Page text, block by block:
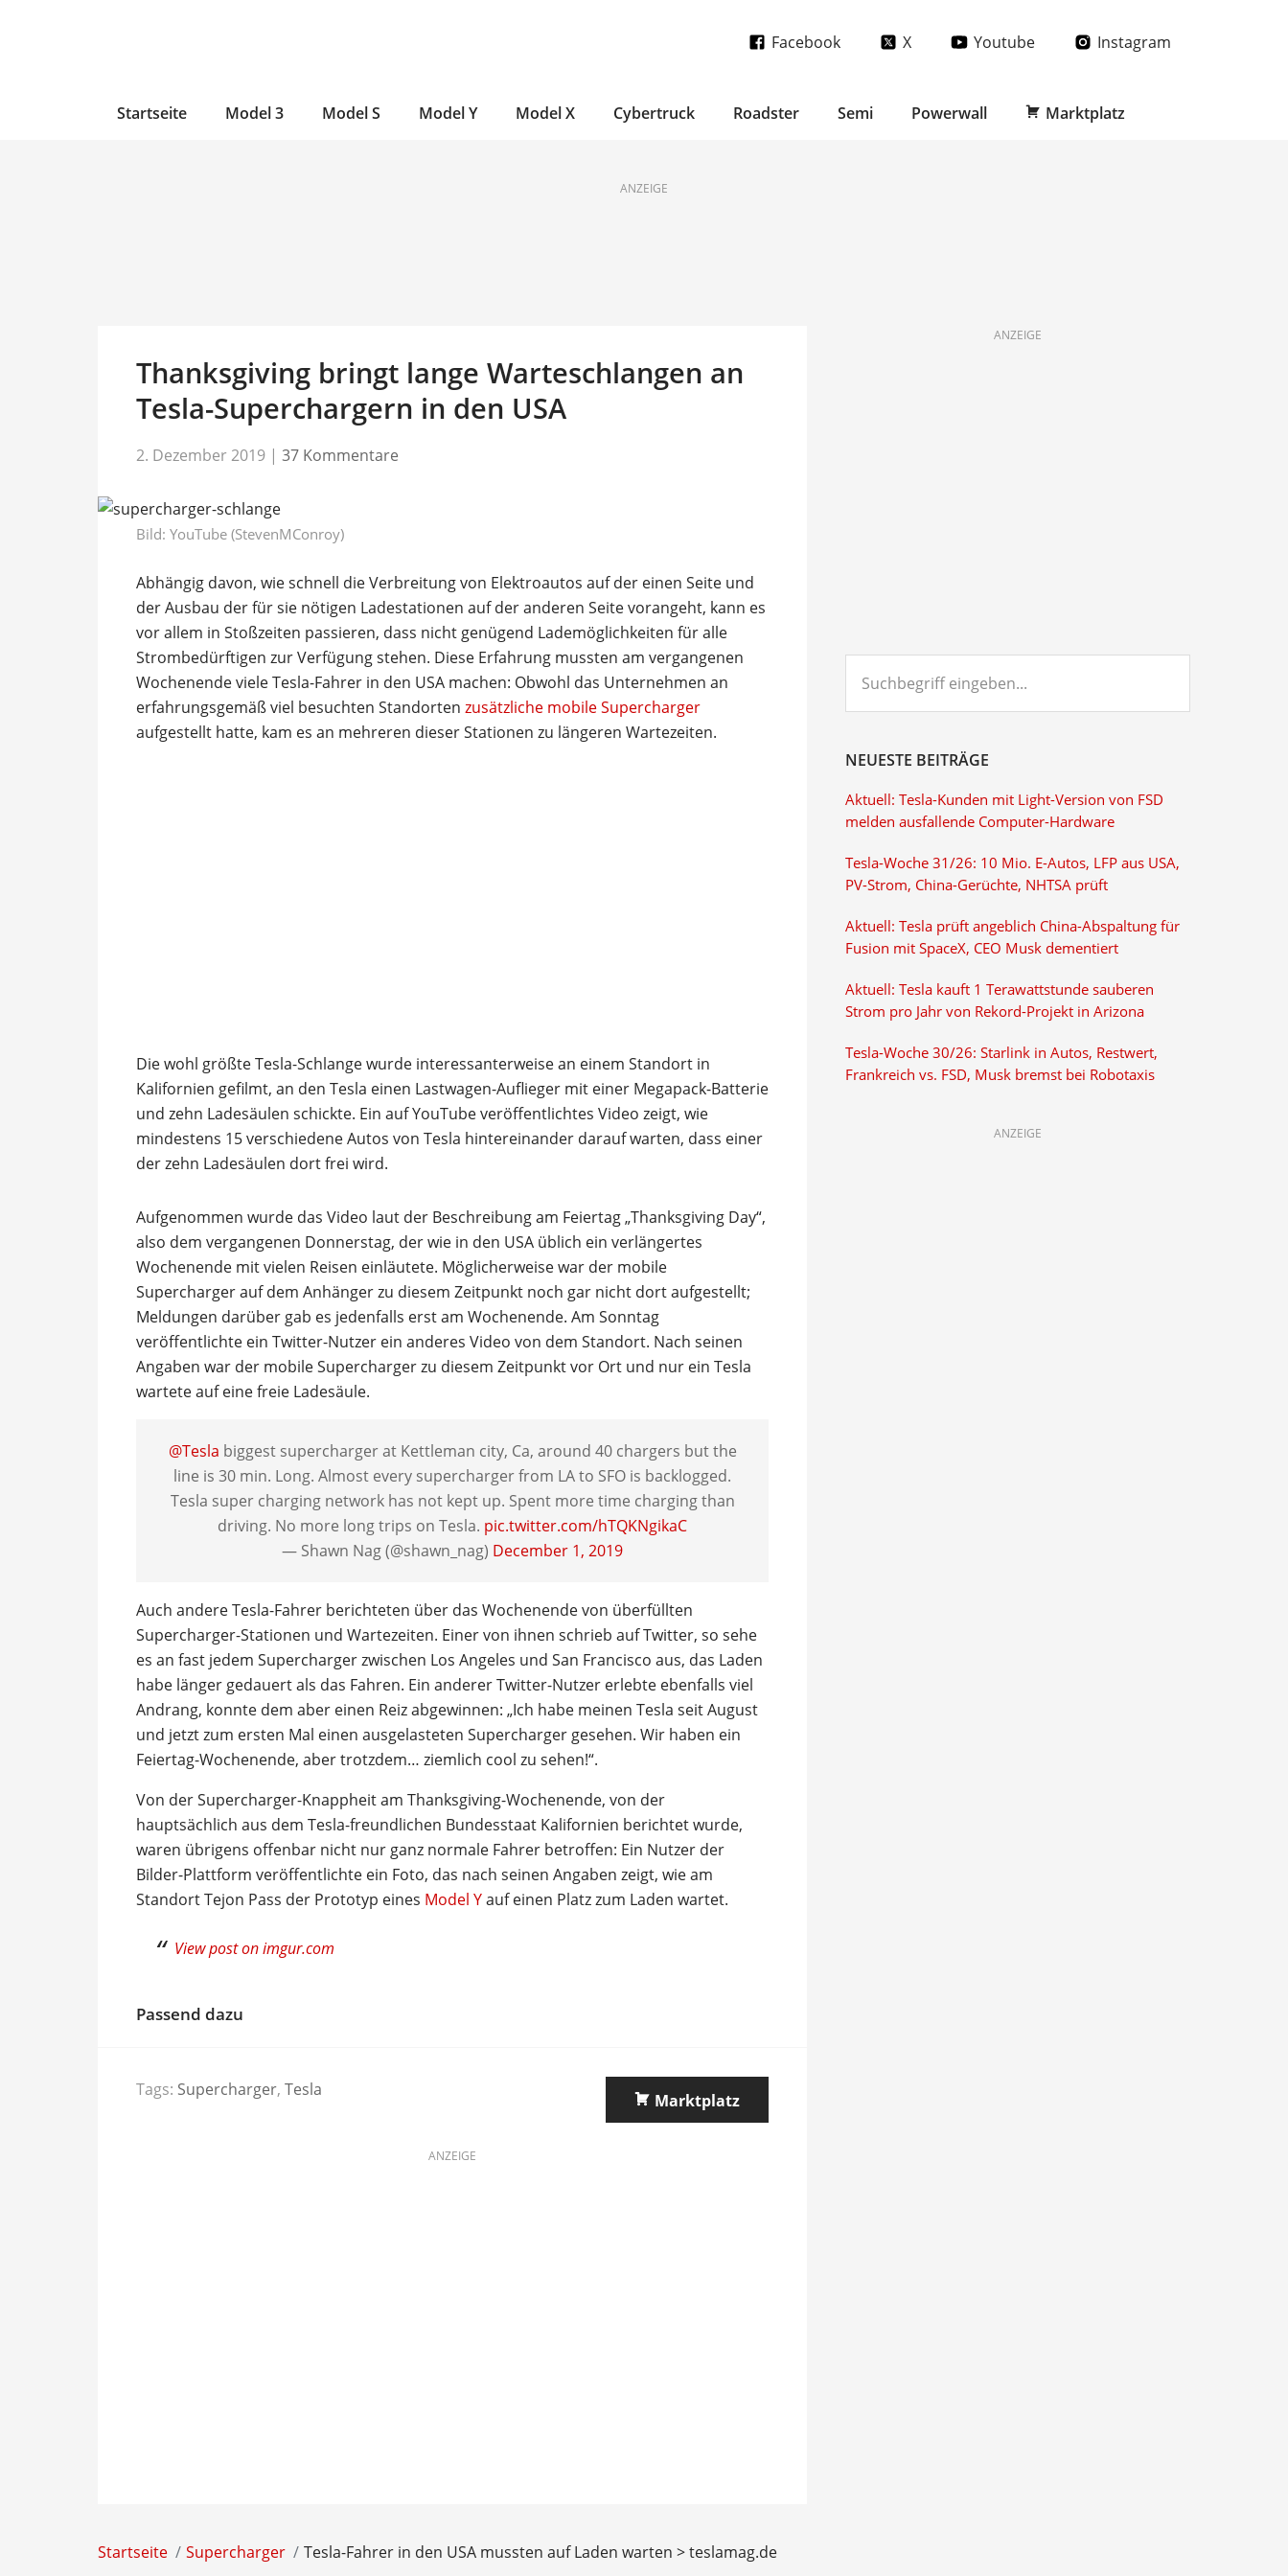
Facebook X Youtube Instagram
Startseite Model 3 Model S Model Y Model X Cybertruck Roadster Semi Powerwall Marktplatz
ANZEIGE
Thanksgiving bringt lange Warteschlangen an
Tesla-Superchargern in den USA
2. Dezember 2019 | 37 Kommentare
Bild: YouTube (StevenMConroy)
Abhängig davon, wie schnell die Verbreitung von Elektroautos auf der einen Seite und
der Ausbau der für sie nötigen Ladestationen auf der anderen Seite vorangeht, kann es
vor allem in Stoßzeiten passieren, dass nicht genügend Lademöglichkeiten für alle
Strombedürftigen zur Verfügung stehen. Diese Erfahrung mussten am vergangenen
Wochenende viele Tesla-Fahrer in den USA machen: Obwohl das Unternehmen an
erfahrungsgemäß viel besuchten Standorten zusätzliche mobile Supercharger
aufgestellt hatte, kam es an mehreren dieser Stationen zu längeren Wartezeiten.
Die wohl größte Tesla-Schlange wurde interessanterweise an einem Standort in
Kalifornien gefilmt, an den Tesla einen Lastwagen-Auflieger mit einer Megapack-Batterie
und zehn Ladesäulen schickte. Ein auf YouTube veröffentlichtes Video zeigt, wie
mindestens 15 verschiedene Autos von Tesla hintereinander darauf warten, dass einer
der zehn Ladesäulen dort frei wird.
Aufgenommen wurde das Video laut der Beschreibung am Feiertag „Thanksgiving Day“,
also dem vergangenen Donnerstag, der wie in den USA üblich ein verlängertes
Wochenende mit vielen Reisen einläutete. Möglicherweise war der mobile
Supercharger auf dem Anhänger zu diesem Zeitpunkt noch gar nicht dort aufgestellt;
Meldungen darüber gab es jedenfalls erst am Wochenende. Am Sonntag
veröffentlichte ein Twitter-Nutzer ein anderes Video von dem Standort. Nach seinen
Angaben war der mobile Supercharger zu diesem Zeitpunkt vor Ort und nur ein Tesla
wartete auf eine freie Ladesäule.
@Tesla biggest supercharger at Kettleman city, Ca, around 40 chargers but the
line is 30 min. Long. Almost every supercharger from LA to SFO is backlogged.
Tesla super charging network has not kept up. Spent more time charging than
driving. No more long trips on Tesla. pic.twitter.com/hTQKNgikaC
— Shawn Nag (@shawn_nag) December 1, 2019
Auch andere Tesla-Fahrer berichteten über das Wochenende von überfüllten
Supercharger-Stationen und Wartezeiten. Einer von ihnen schrieb auf Twitter, so sehe
es an fast jedem Supercharger zwischen Los Angeles und San Francisco aus, das Laden
habe länger gedauert als das Fahren. Ein anderer Twitter-Nutzer erlebte ebenfalls viel
Andrang, konnte dem aber einen Reiz abgewinnen: „Ich habe meinen Tesla seit August
und jetzt zum ersten Mal einen ausgelasteten Supercharger gesehen. Wir haben ein
Feiertag-Wochenende, aber trotzdem… ziemlich cool zu sehen!“.
Von der Supercharger-Knappheit am Thanksgiving-Wochenende, von der
hauptsächlich aus dem Tesla-freundlichen Bundesstaat Kalifornien berichtet wurde,
waren übrigens offenbar nicht nur ganz normale Fahrer betroffen: Ein Nutzer der
Bilder-Plattform veröffentlichte ein Foto, das nach seinen Angaben zeigt, wie am
Standort Tejon Pass der Prototyp eines Model Yauf einen Platz zum Laden wartet.
View post on imgur.com
Passend dazu
Tags: Supercharger, Tesla
Marktplatz
ANZEIGE
ANZEIGE
eingeben...
NEUESTE BEITRÄGE
Aktuell: Tesla-Kunden mit Light-Version von FSD
melden ausfallende Computer-Hardware
Tesla-Woche 31/26: 10 Mio. E-Autos, LFP aus USA,
PV-Strom, China-Gerüchte, NHTSA prüft
Aktuell: Tesla prüft angeblich China-Abspaltung für
Fusion mit SpaceX, CEO Musk dementiert
Aktuell: Tesla kauft 1 Terawattstunde sauberen
Strom pro Jahr von Rekord-Projekt in Arizona
Tesla-Woche 30/26: Starlink in Autos, Restwert,
Frankreich vs. FSD, Musk bremst bei Robotaxis
ANZEIGE
Startseite Supercharger Tesla-Fahrer in den USA mussten auf Laden warten > teslamag.de